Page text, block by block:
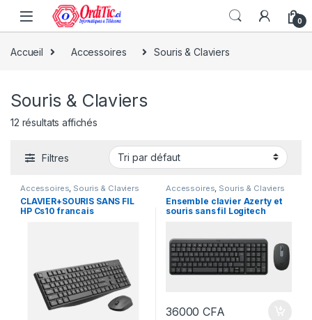
0
Accueil Accessoires Souris & Claviers
Souris & Claviers
12 résultats affichés
Filtres
Accessoires, Souris & Claviers
CLAVIER+SOURIS SANS FIL
HP Cs10 francais
Accessoires, Souris & Claviers
Ensemble clavier Azerty et
souris sans fil Logitech
36000CFA